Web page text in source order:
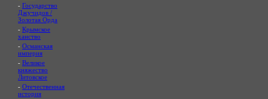
- Государство
Джучидов /
Золотая Орда
- Крымское
ханство
- Османская
империя
- Великое
княжество
Литовское
- Отечественная
история